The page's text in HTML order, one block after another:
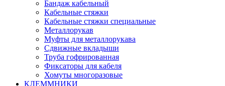
Бандаж кабельный
Кабельные стяжки
Кабельные стяжки специальные
Металлорукав
Муфты для металлорукава
Сдвижные вкладыши
Труба гофрированная
Фиксаторы для кабеля
Хомуты многоразовые
КЛЕММНИКИ